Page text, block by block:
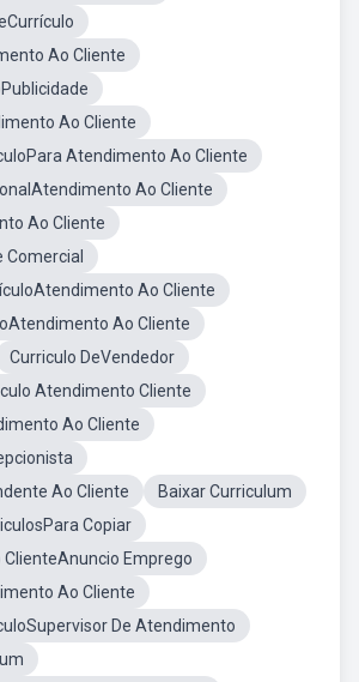
Ao Cliente
Ao Cliente
Atendimento Ao Cliente
Ao Cliente
Ao Cliente
Comercial
Ao Cliente
Ao Cliente
Curriculo DeVendedor
Atendimento Cliente
Ao Cliente
Ao Cliente
Baixar Curriculum
Copiar
Emprego
Ao Cliente
De Atendimento